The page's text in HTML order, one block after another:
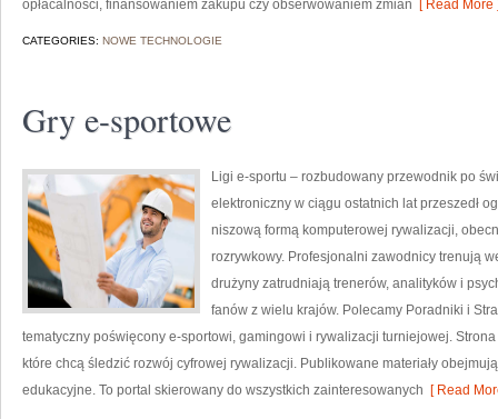
opłacalności, finansowaniem zakupu czy obserwowaniem zmian [ Read More
CATEGORIES: NOWE TECHNOLOGIE
Gry e-sportowe
Ligi e-sportu – rozbudowany przewodnik po
elektroniczny w ciągu ostatnich lat przeszedł
niszową formą komputerowej rywalizacji,
rozrywkowy. Profesjonalni zawodnicy trenują
drużyny zatrudniają trenerów, analityków i
fanów z wielu krajów. Polecamy Poradniki i
tematyczny poświęcony e-sportowi, gamingowi i rywalizacji turniejowej.
które chcą śledzić rozwój cyfrowej rywalizacji. Publikowane materiały
edukacyjne. To portal skierowany do wszystkich zainteresowanych [ Read